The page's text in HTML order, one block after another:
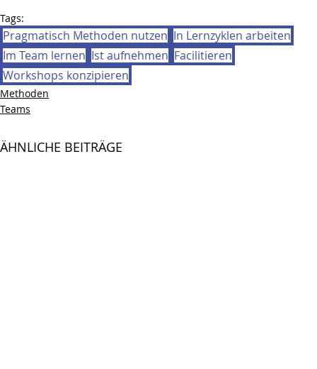
Tags:
Pragmatisch Methoden nutzen In Lernzyklen arbeiten
Im Team lernen Ist aufnehmen Facilitieren
Workshops konzipieren
Methoden
Teams
ÄHNLICHE BEITRÄGE